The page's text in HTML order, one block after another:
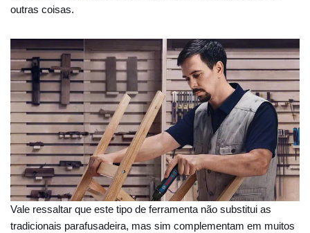
outras coisas.
Vale ressaltar que este tipo de ferramenta não substitui as
tradicionais parafusadeira, mas sim complementam em muitos